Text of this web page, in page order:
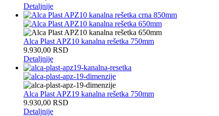
Detaljnije
Alca Plast APZ10 kanalna rešetka 750mm
9.930,00 RSD
Detaljnije
Alca Plast APZ19 kanalna rešetka 750mm
9.930,00 RSD
Detaljnije